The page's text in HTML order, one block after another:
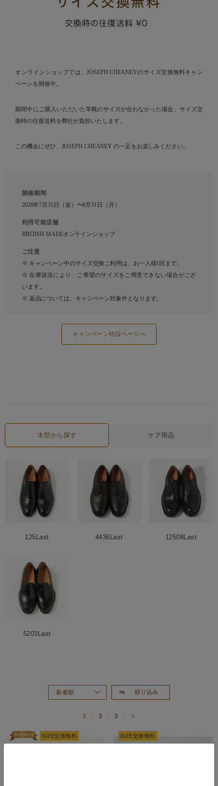
オンラインショップでは、JOSEPH CHEANEYのサイズ交換無料キャン
ペーンを開催中。
期間中にご購入いただいた革靴のサイズが合わなかった場合、サイズ交
換時の往復送料を弊社が負担いたします。
この機会にぜひ、JOSEPH CHEANEY の一足をお楽しみください。
開催期間
2026年7月31日（金）〜8月31日（月）
利用可能店舗
BRITISH MADEオンラインショップ
ご注意
※ キャンペーン中のサイズ交換ご利用は、お一人様1回まで。
※ 在庫状況により、ご希望のサイズをご用意できない場合がござ
います。
※ 返品については、キャンペーン対象外となります。
キャンペーン特設ページへ
木型から探す ケア用品
125Last 4436Last 12508Last
5203Last
絞り込み
新着順
価格が高い順
価格が安い順
1 2 3
SIZE交換無料 SIZE交換無料